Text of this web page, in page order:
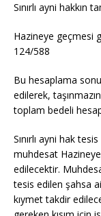
Sınırlı ayni hakkın
Hazineye geçmesi
124/588
Bu hesaplama
edilerek,
toplam bedeli
Sınırlı ayni hak
muhdesat
edilecektir.
tesis edilen şahsa
kıymet takdir